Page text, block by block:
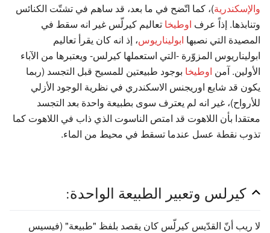
والإسكندرية)، كما اتّضح في ما بعد، قد ساهم في تشتّت الكنائس
وتنابذها. إذاً عرف اوطيخا تعاليم كيرلّس غير انه سقط في
المصيدة التي نصبها ابوليناريوس، إذ انه كان يقرأ تعاليم
ابوليناريوس المزوّرة -التي استعملها كيرلس- ويعتبرها من الآباء
الأولين. آمن اوطيخا بوجود طبيعتين للمسيح قبل التجسد (ربما
يكون قد شايع اوريجنس الاسكندري في نظرية الوجود الأزلي
للأرواح)، غير انه لم يعترف سوى بطبيعة واحدة بعد التجسد
معتقدا بأن اللاهوت قد امتص الناسوت الذي ذاب في اللاهوت كما
تذوب نقطة عسل عندما تسقط في محيط من الماء.
كيرلس وتعبير الطبيعة الواحدة:
لا ريب أنّ القدّيس كيرلّس كان يقصد بلفظ "طبيعة" (فيسيس